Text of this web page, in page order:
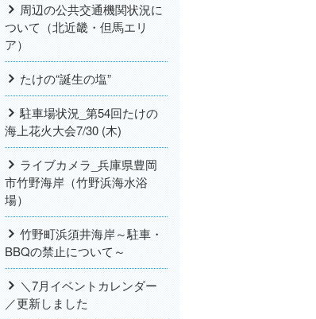
周辺の公共交通機関状況に
ついて（北近畿・但馬エリ
ア）
たけの“誕生の塩”
駐車場状況_第54回たけの
海上花火大会7/30 (木)
ライブカメラ_兵庫県豊岡
市竹野海岸（竹野浜海水浴
場）
竹野町浜須井海岸～駐車・
BBQの禁止について～
＼7月イベントカレンダー
／更新しました